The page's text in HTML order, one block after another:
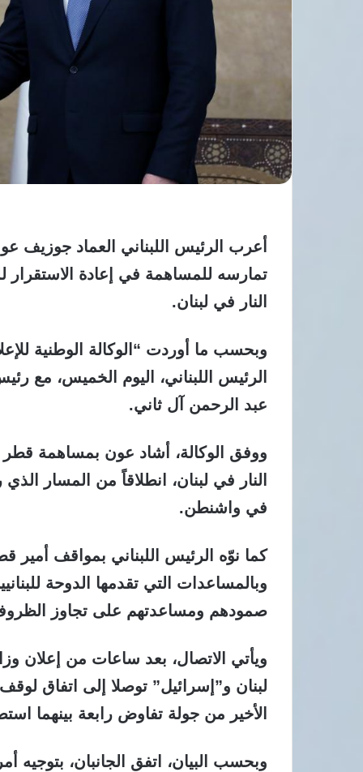
أعرب الرئيس اللبناني العماد جوزيف
تمارسه للمساهمة في إعادة
النار في لبنان.
وبحسب ما أوردت “الوكالة الوطنية
الرئيس اللبناني، اليوم الخميس، مع
عبد الرحمن آل ثاني.
ووفق الوكالة، أشاد عون بمساهمة قطر
النار في لبنان، انطلاقاً من المسار الذي
في واشنطن.
كما نوّه الرئيس اللبناني بمواقف أمير
وبالمساعدات التي تقدمها الدوحة
صمودهم ومساعدتهم على تجاوز الظروف
ويأتي الاتصال، بعد ساعات من إعلان
لبنان و”إسرائيل” توصلا إلى اتفاق
الأخير من جولة تفاوض رابعة بينهما
وبحسب البيان، اتفق الجانبان، بتوجيه